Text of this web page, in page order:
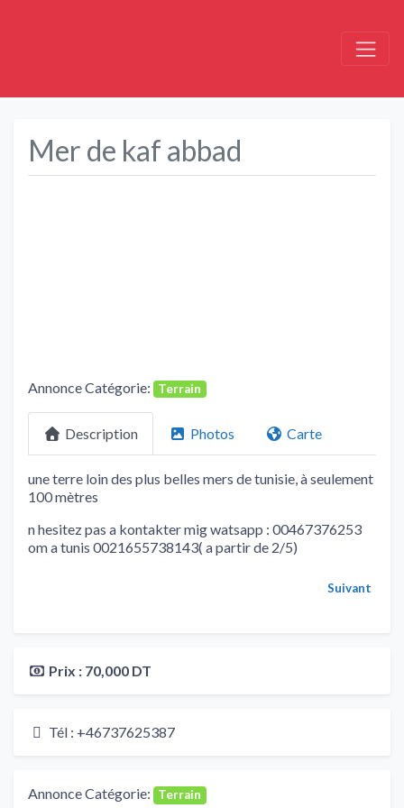
Mer de kaf abbad
Annonce Catégorie: Terrain
Description Photos Carte
une terre loin des plus belles mers de tunisie, à seulement
100 mètres
n hesitez pas a kontakter mig watsapp : 00467376253
om a tunis 0021655738143( a partir de 2/5)
Suivant
Prix : 70,000 DT
Tél : +46737625387
Annonce Catégorie: Terrain